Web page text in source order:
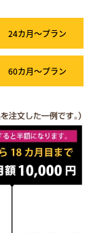
24カ月～プラン
60カ月～プラン